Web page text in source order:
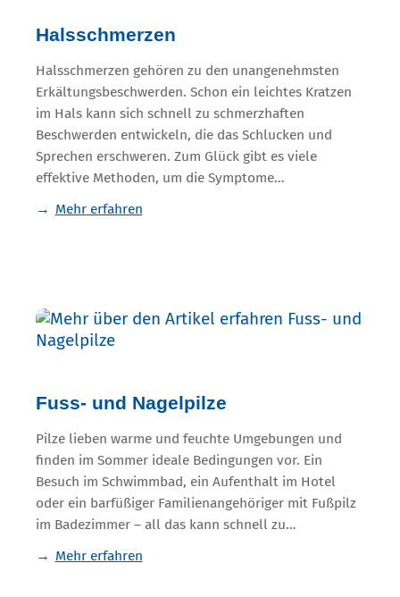
Halsschmerzen
Halsschmerzen gehören zu den unangenehmsten
Erkältungsbeschwerden. Schon ein leichtes Kratzen
im Hals kann sich schnell zu schmerzhaften
Beschwerden entwickeln, die das Schlucken und
Sprechen erschweren. Zum Glück gibt es viele
effektive Methoden, um die Symptome…
Mehr erfahren
Fuss- und Nagelpilze
Pilze lieben warme und feuchte Umgebungen und
finden im Sommer ideale Bedingungen vor. Ein
Besuch im Schwimmbad, ein Aufenthalt im Hotel
oder ein barfüßiger Familienangehöriger mit Fußpilz
im Badezimmer – all das kann schnell zu…
Mehr erfahren